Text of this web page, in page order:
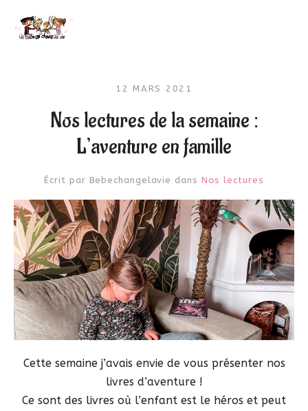
12 MARS 2021
Nos lectures de la semaine :
L’aventure en famille
Écrit par Bebechangelavie dans Nos lectures
Cette semaine j’avais envie de vous présenter nos
livres d’aventure !
Ce sont des livres où l’enfant est le héros et peut